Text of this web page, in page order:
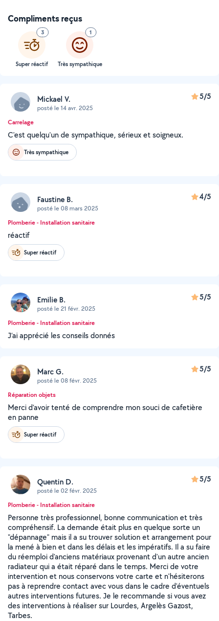
Compliments reçus
3
Super réactif
1
Très sympathique
Mickael V.
posté le 14 avr. 2025
5/5
Carrelage
C'est quelqu'un de sympathique, sérieux et soigneux.
Très sympathique
Faustine B.
posté le 08 mars 2025
4/5
Plomberie - Installation sanitaire
réactif
Super réactif
Emilie B.
posté le 21 févr. 2025
5/5
Plomberie - Installation sanitaire
J’ai apprécié les conseils donnés
Marc G.
posté le 08 févr. 2025
5/5
Réparation objets
Merci d’avoir tenté de comprendre mon souci de cafetière
en panne
Super réactif
Quentin D.
posté le 02 févr. 2025
5/5
Plomberie - Installation sanitaire
Personne très professionnel, bonne communication et très
compréhensif. La demande était plus en quelque sorte un
"dépannage" mais il a su trouver solution et arrangement pour
la mené à bien et dans les délais et les impératifs. Il a su faire
du réemploi d'anciens matériaux provenant d'un autre ancien
radiateur qui a était réparé dans le temps. Merci de votre
intervention et nous conservons votre carte et n'hésiterons
pas à reprendre contact avec vous dans le cadre d'éventuels
autres interventions futures. Je le recommande si vous avez
des interventions à réaliser sur Lourdes, Argelès Gazost,
Tarbes.